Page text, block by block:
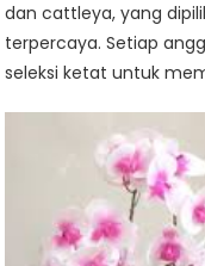
dan cattleya, yang
terpercaya. Setiap
seleksi ketat untuk